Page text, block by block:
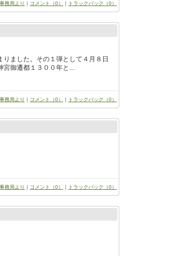
事務局より ｜ コメント（0） ｜ トラックバック（0）
ました。その１弾として４月８日
宮御遷都１３００年と...
事務局より ｜ コメント（0） ｜ トラックバック（0）
事務局より ｜ コメント（0） ｜ トラックバック（0）